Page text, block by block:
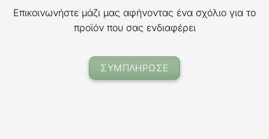
Επικοινωνήστε μάζι μας αφήνοντας ένα σχόλιο για το
προϊόν που σας ενδιαφέρει
ΣΥΜΠΛΗΡΩΣΕ